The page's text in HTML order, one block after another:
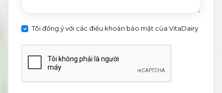
Tôi đồng ý với các điều khoản bảo mật của VitaDairy